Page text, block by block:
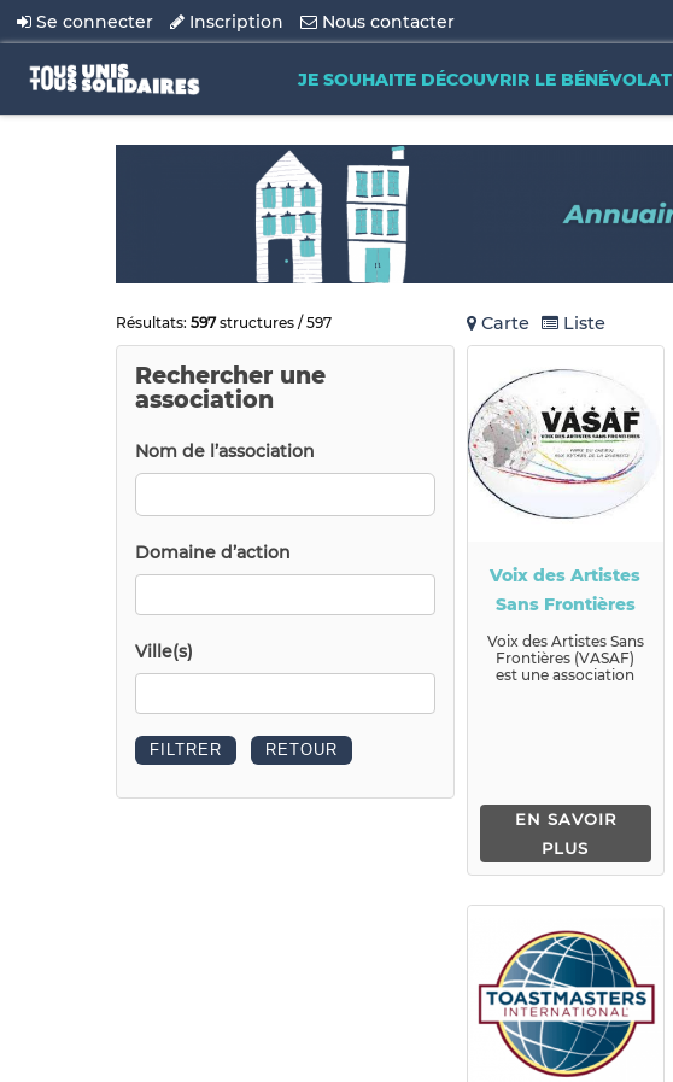
Se connecter Inscription Nous contacter
JE SOUHAITE DÉCOUVRIR LE BÉNÉVOLAT
Résultats: 597structures / 597
Rechercher une
association
Nom de l’association
Domaine d’action
Ville(s)
Carte Liste
Voix des Artistes
Sans Frontières
Voix des Artistes Sans
Frontières (VASAF)
est une association
EN SAVOIR
PLUS